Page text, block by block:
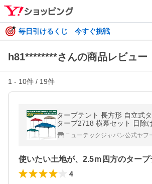
毎日引けるくじ 今すぐ挑戦
h81********さんの商品レビュー
1 - 10件 / 19件
タープテント 長方形 自立式
タープ2718 横幕セット 日除
テント タープ イベント マル
念 防災 災害 保証 25年の実績
ニューテックジャパン公式ヤフ
使いたい土地が、2.5ｍ四方のター
4